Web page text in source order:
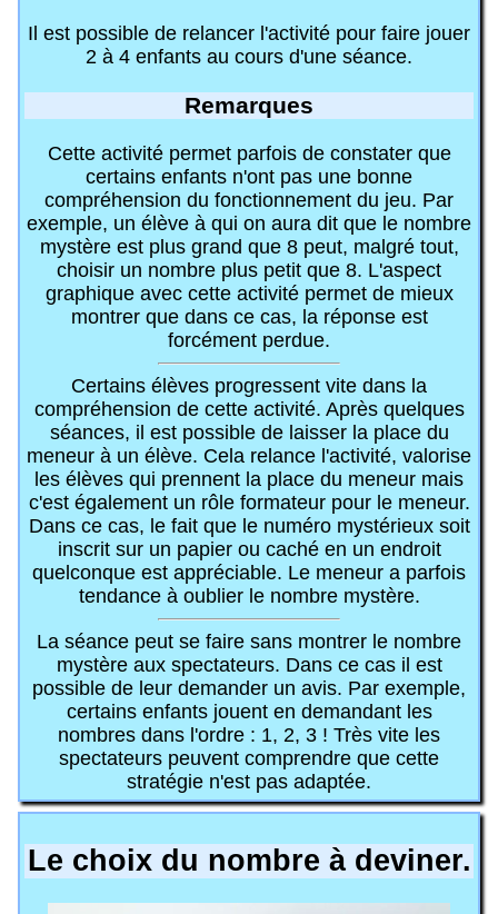
Il est possible de relancer l'activité pour faire jouer
2 à 4 enfants au cours d'une séance.
Remarques
Cette activité permet parfois de constater que
certains enfants n'ont pas une bonne
compréhension du fonctionnement du jeu. Par
exemple, un élève à qui on aura dit que le nombre
mystère est plus grand que 8 peut, malgré tout,
choisir un nombre plus petit que 8. L'aspect
graphique avec cette activité permet de mieux
montrer que dans ce cas, la réponse est
forcément perdue.
Certains élèves progressent vite dans la
compréhension de cette activité. Après quelques
séances, il est possible de laisser la place du
meneur à un élève. Cela relance l'activité, valorise
les élèves qui prennent la place du meneur mais
c'est également un rôle formateur pour le meneur.
Dans ce cas, le fait que le numéro mystérieux soit
inscrit sur un papier ou caché en un endroit
quelconque est appréciable. Le meneur a parfois
tendance à oublier le nombre mystère.
La séance peut se faire sans montrer le nombre
mystère aux spectateurs. Dans ce cas il est
possible de leur demander un avis. Par exemple,
certains enfants jouent en demandant les
nombres dans l'ordre : 1, 2, 3 ! Très vite les
spectateurs peuvent comprendre que cette
stratégie n'est pas adaptée.
Le choix du nombre à deviner.